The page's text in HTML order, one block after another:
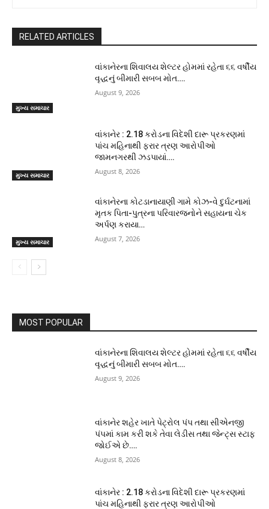
RELATED ARTICLES
મુખ્ય સમાચાર
વાંકાનેરના શિવાલય શેલ્ટર હોમમાં રહેતા ૬૬ વર્ષીય
વૃદ્ધનું બીમારી સબબ મોત….
August 9, 2026
મુખ્ય સમાચાર
વાંકાનેર : 2.18 કરોડના વિદેશી દારૂ પ્રકરણમાં
પાંચ મહિનાથી ફરાર ત્રણ આરોપીઓ
જામનગરથી ઝડપાયાં….
August 8, 2026
મુખ્ય સમાચાર
વાંકાનેરના કોટડાનાયાણી ગામે કોઝ-વે દુર્ઘટનામાં
મૃતક પિતા-પુત્રના પરિવારજનોને સહાયના ચેક
અર્પણ કરાયા…
August 7, 2026
MOST POPULAR
વાંકાનેરના શિવાલય શેલ્ટર હોમમાં રહેતા ૬૬ વર્ષીય
વૃદ્ધનું બીમારી સબબ મોત….
August 9, 2026
વાંકાનેર શહેર ખાતે પેટ્રોલ પંપ તથા સીએનજી
પંપમાં કામ કરી શકે તેવા લેડીસ તથા જેન્ટ્સ સ્ટાફ
જોઈએ છે….
August 8, 2026
વાંકાનેર : 2.18 કરોડના વિદેશી દારૂ પ્રકરણમાં
પાંચ મહિનાથી ફરાર ત્રણ આરોપીઓ